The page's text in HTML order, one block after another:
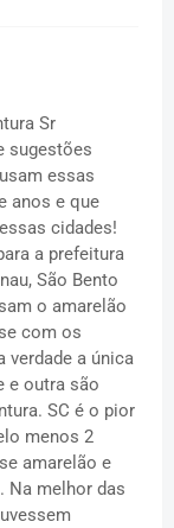
Sr
sugestões
essas
anos e que
cidades!
a prefeitura
São Bento
o amarelão
com os
verdade a única
e outra são
SC é o pior
menos 2
amarelão e
Na melhor das